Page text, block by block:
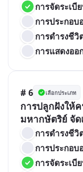
การจัดระเบี
การประกอบ
การดำรงชีวิ
การแสดงออ
# 6 เลือกประเภท
การปลูกฝังให้
มหากษัตริย์ จั
การดำรงชีวิ
การประกอบ
การจัดระเบี